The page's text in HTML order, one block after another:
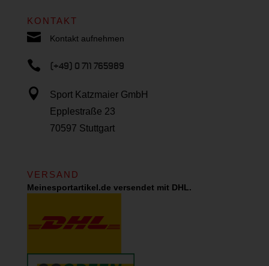
KONTAKT
 Kontakt aufnehmen
 (+49) 0 711 765989

Sport Katzmaier GmbH
Epplestraße 23
70597 Stuttgart
VERSAND
Meinesportartikel.de versendet mit DHL.